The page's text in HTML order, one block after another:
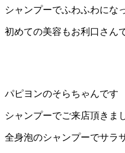
岡
県
早
店
／
シャンプーでふわふわにな
初めての美容もお利口さん
パピヨンのそらちゃんです
シャンプーでご来店頂きま
全身泡のシャンプーでサラ